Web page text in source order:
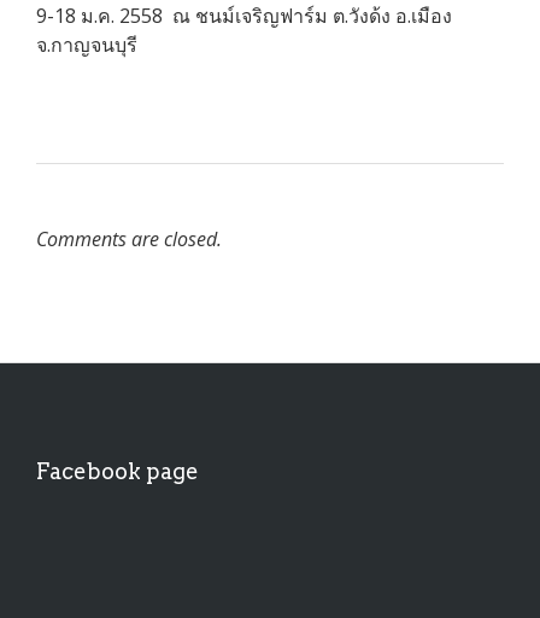
9-18 ม.ค. 2558 ณ ชนม์เจริญฟาร์ม ต.วังด้ง อ.เมือง
จ.กาญจนบุรี
Comments are closed.
Facebook page